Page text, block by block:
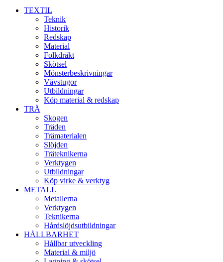
TEXTIL
Teknik
Historik
Redskap
Material
Folkdräkt
Skötsel
Mönsterbeskrivningar
Vävstugor
Utbildningar
Köp material & redskap
TRÄ
Skogen
Träden
Trämaterialen
Slöjden
Träteknikerna
Verktygen
Utbildningar
Köp virke & verktyg
METALL
Metallerna
Verktygen
Teknikerna
Hårdslöjdsutbildningar
HÅLLBARHET
Hållbar utveckling
Material & miljö